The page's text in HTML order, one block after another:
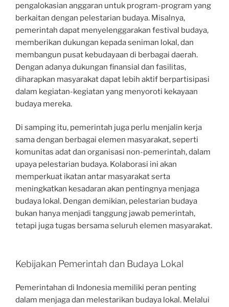
pengalokasian anggaran untuk program-program yang
berkaitan dengan pelestarian budaya. Misalnya,
pemerintah dapat menyelenggarakan festival budaya,
memberikan dukungan kepada seniman lokal, dan
membangun pusat kebudayaan di berbagai daerah.
Dengan adanya dukungan finansial dan fasilitas,
diharapkan masyarakat dapat lebih aktif berpartisipasi
dalam kegiatan-kegiatan yang menyoroti kekayaan
budaya mereka.
Di samping itu, pemerintah juga perlu menjalin kerja
sama dengan berbagai elemen masyarakat, seperti
komunitas adat dan organisasi non-pemerintah, dalam
upaya pelestarian budaya. Kolaborasi ini akan
memperkuat ikatan antar masyarakat serta
meningkatkan kesadaran akan pentingnya menjaga
budaya lokal. Dengan demikian, pelestarian budaya
bukan hanya menjadi tanggung jawab pemerintah,
tetapi juga tugas bersama seluruh elemen masyarakat.
Kebijakan Pemerintah dan Budaya Lokal
Pemerintahan di Indonesia memiliki peran penting
dalam menjaga dan melestarikan budaya lokal. Melalui